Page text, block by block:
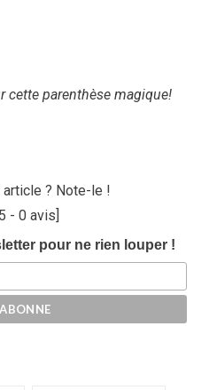
cette parenthèse magique!
article ? Note-le !
- 0avis]
pour ne rien louper !